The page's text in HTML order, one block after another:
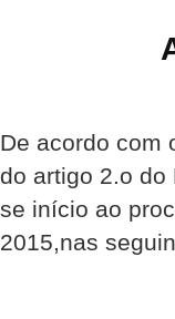
De acordo com
do artigo 2.o do
se início ao
2015,nas